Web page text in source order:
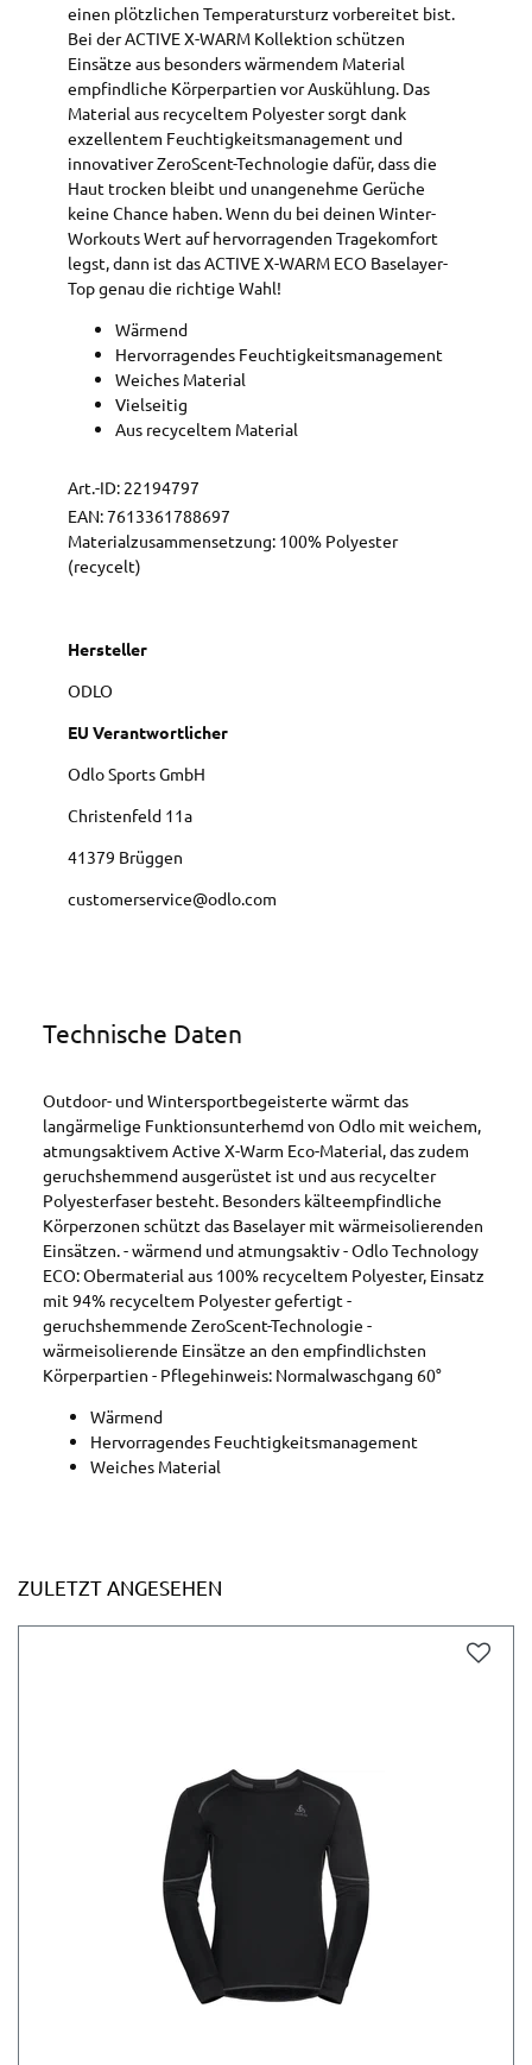
einen plötzlichen Temperatursturz vorbereitet bist.
Bei der ACTIVE X-WARM Kollektion schützen
Einsätze aus besonders wärmendem Material
empfindliche Körperpartien vor Auskühlung. Das
Material aus recyceltem Polyester sorgt dank
exzellentem Feuchtigkeitsmanagement und
innovativer ZeroScent-Technologie dafür, dass die
Haut trocken bleibt und unangenehme Gerüche
keine Chance haben. Wenn du bei deinen Winter-
Workouts Wert auf hervorragenden Tragekomfort
legst, dann ist das ACTIVE X-WARM ECO Baselayer-
Top genau die richtige Wahl!
Wärmend
Hervorragendes Feuchtigkeitsmanagement
Weiches Material
Vielseitig
Aus recyceltem Material
Art.-ID: 22194797
EAN:7613361788697
Materialzusammensetzung: 100% Polyester
(recycelt)
Hersteller
ODLO
EU Verantwortlicher
Odlo Sports GmbH
Christenfeld 11a
41379 Brüggen
customerservice@odlo.com
Technische Daten
Outdoor- und Wintersportbegeisterte wärmt das
langärmelige Funktionsunterhemd von Odlo mit weichem,
atmungsaktivem Active X-Warm Eco-Material, das zudem
geruchshemmend ausgerüstet ist und aus recycelter
Polyesterfaser besteht. Besonders kälteempfindliche
Körperzonen schützt das Baselayer mit wärmeisolierenden
Einsätzen. - wärmend und atmungsaktiv - Odlo Technology
ECO: Obermaterial aus 100% recyceltem Polyester, Einsatz
mit 94% recyceltem Polyester gefertigt -
geruchshemmende ZeroScent-Technologie -
wärmeisolierende Einsätze an den empfindlichsten
Körperpartien - Pflegehinweis: Normalwaschgang 60°
Wärmend
Hervorragendes Feuchtigkeitsmanagement
Weiches Material
ZULETZT ANGESEHEN